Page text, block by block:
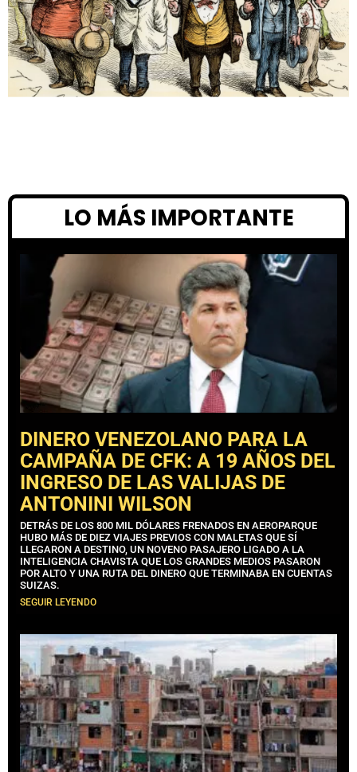
LO MÁS IMPORTANTE
DINERO VENEZOLANO PARA LA
CAMPAÑA DE CFK: A 19 AÑOS DEL
INGRESO DE LAS VALIJAS DE
ANTONINI WILSON
DETRÁS DE LOS 800 MIL DÓLARES FRENADOS EN AEROPARQUE
HUBO MÁS DE DIEZ VIAJES PREVIOS CON MALETAS QUE SÍ
LLEGARON A DESTINO, UN NOVENO PASAJERO LIGADO A LA
INTELIGENCIA CHAVISTA QUE LOS GRANDES MEDIOS PASARON
POR ALTO Y UNA RUTA DEL DINERO QUE TERMINABA EN CUENTAS
SUIZAS.
SEGUIR LEYENDO